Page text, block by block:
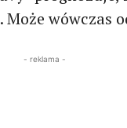
wówczas
- reklama -